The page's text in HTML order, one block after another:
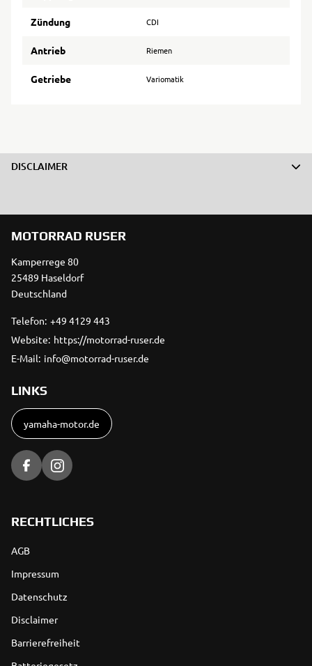
Zündung CDI
Antrieb Riemen
Getriebe Variomatik
DISCLAIMER
MOTORRAD RUSER
Kamperrege 80
25489 Haseldorf
Deutschland
Telefon: +49 4129 443
Website: https://motorrad-ruser.de
E-Mail: info@motorrad-ruser.de
LINKS
yamaha-motor.de
RECHTLICHES
AGB
Impressum
Datenschutz
Disclaimer
Barrierefreiheit